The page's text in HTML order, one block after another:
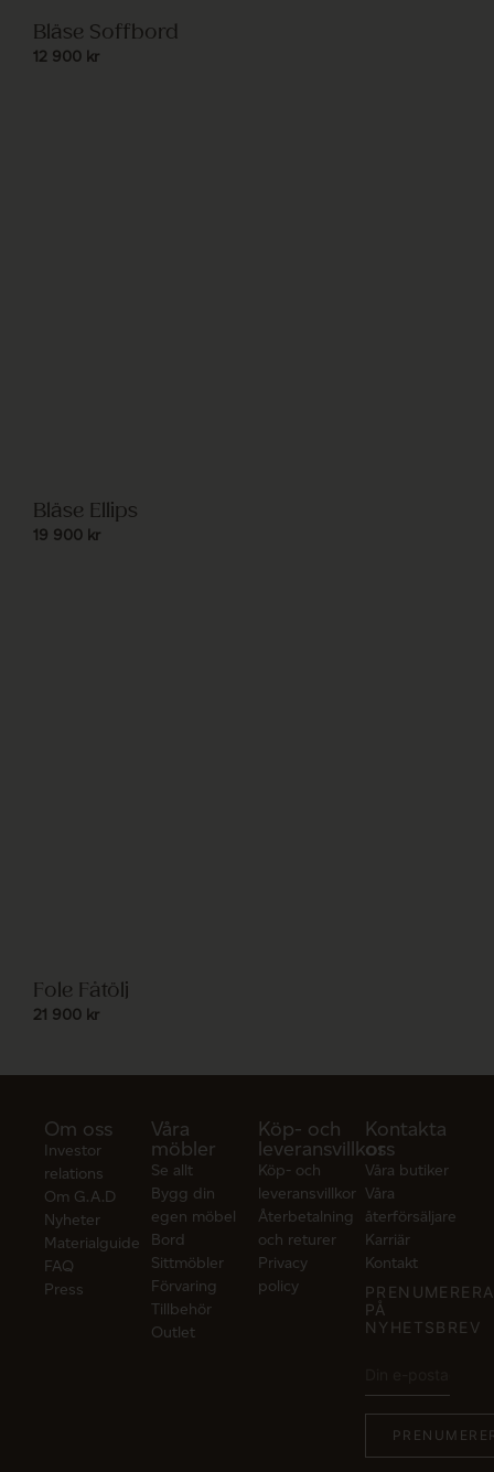
Bläse Soffbord
12 900 kr
Bläse Ellips
19 900 kr
Fole Fåtölj
21 900 kr
Om oss
Investor
relations
Om G.A.D
Nyheter
Materialguide
FAQ
Press
Våra
möbler
Se allt
Bygg din
egen möbel
Bord
Sittmöbler
Förvaring
Tillbehör
Outlet
Köp- och
leveransvillkor
Köp- och
leveransvillkor
Återbetalning
och returer
Privacy
policy
Kontakta
oss
Våra butiker
Våra
återförsäljare
Karriär
Kontakt
PRENUMERERA
PÅ
NYHETSBREV